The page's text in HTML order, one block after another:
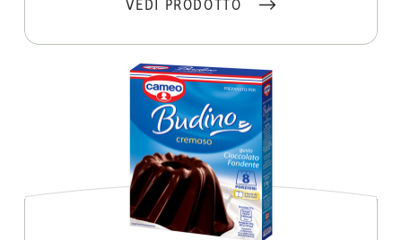
VEDI PRODOTTO